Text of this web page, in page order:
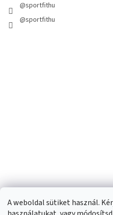
A weboldal sütiket használ.
@sportfithu
@sportfithu